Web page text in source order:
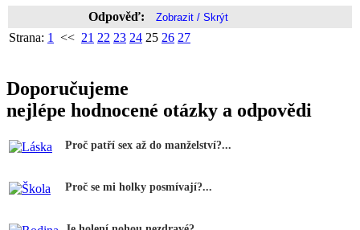
Odpověď:
Strana: 1 << 21 22 23 24 25 26 27
Doporučujeme
nejlépe hodnocené otázky a odpovědi
Proč patří sex až do manželství?...
Proč se mi holky posmívají?...